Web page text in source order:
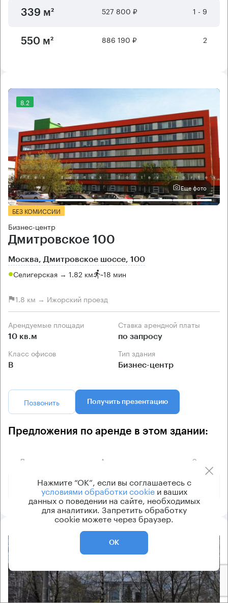
339 м² 527 800 ₽ 1 - 9
550 м² 886 190 ₽ 2
8.2
Еще фото
БЕЗ КОМИССИИ
Бизнес-центр
Дмитровское 100
Москва, Дмитровское шоссе, 100
Селигерская → 1.82 км ~18 мин
1.8 км → Ижорский проезд
Арендуемые площади
10 кв.м
Ставка арендной платы
по запросу
Класс офисов
B
Тип здания
Бизнес-центр
Позвонить Получить презентацию
Предложения по аренде в этом здании:
Площадь Арендная плата Этаж
600 м² 600 000 ₽
Нажмите “ОК”, если вы соглашаетесь с
условиями обработки cookieи ваших
данных о поведении на сайте, необходимых
для аналитики. Запретить обработку
cookie можете через браузер.
ОК